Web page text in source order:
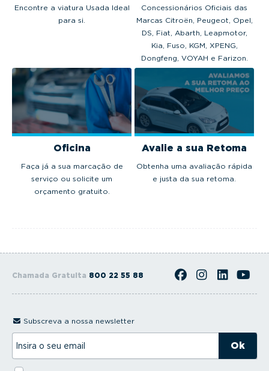
Encontre a viatura Usada Ideal
para si.
Concessionários Oficiais das
Marcas Citroën, Peugeot, Opel,
DS, Fiat, Abarth, Leapmotor,
Kia, Fuso, KGM, XPENG,
Dongfeng, VOYAH e Farizon.
Oficina
Faça já a sua marcação de
serviço ou solicite um
orçamento gratuito.
Avalie a sua Retoma
Obtenha uma avaliação rápida
e justa da sua retoma.
Chamada Gratuita 800 22 55 88
Subscreva a nossa newsletter
s